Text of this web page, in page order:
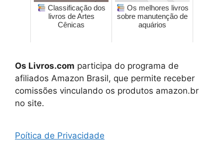
Classificação dos
livros de Artes
Cênicas
Os melhores livros
sobre manutenção de
aquários
Os Livros.com participa do programa de
afiliados Amazon Brasil, que permite receber
comissões vinculando os produtos amazon.br
no site.
Poítica de Privacidade